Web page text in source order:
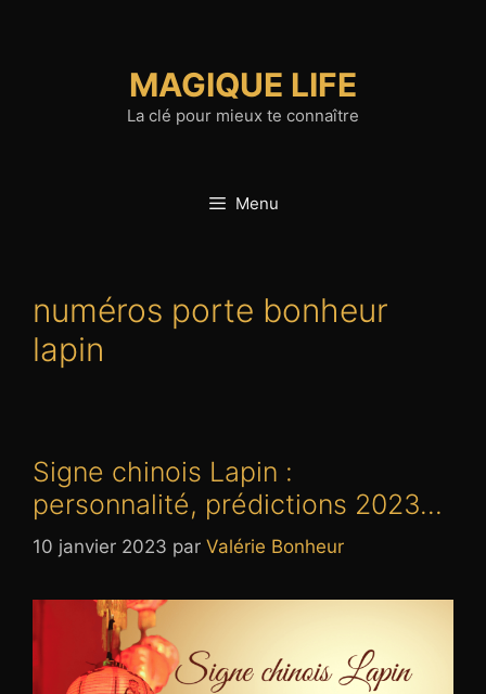
MAGIQUE LIFE
La clé pour mieux te connaître
Menu
numéros porte bonheur
lapin
Signe chinois Lapin :
personnalité, prédictions 2023…
10 janvier 2023 par Valérie Bonheur